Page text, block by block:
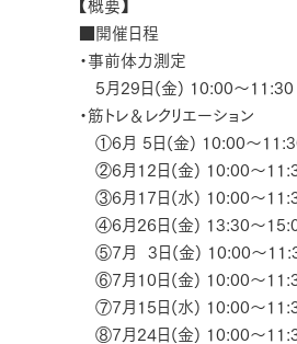
【概要】
■開催日程
・事前体力測定
5月29日(金) 10:00～11:30
・筋トレ＆レクリエーション
①6月 5日(金) 10:00～
②6月12日(金) 10:00～
③6月17日(水) 10:00～
④6月26日(金) 13:30～
⑤7月 3日(金) 10:00～
⑥7月10日(金) 10:00～
⑦7月15日(水) 10:00～
⑧7月24日(金) 10:00～